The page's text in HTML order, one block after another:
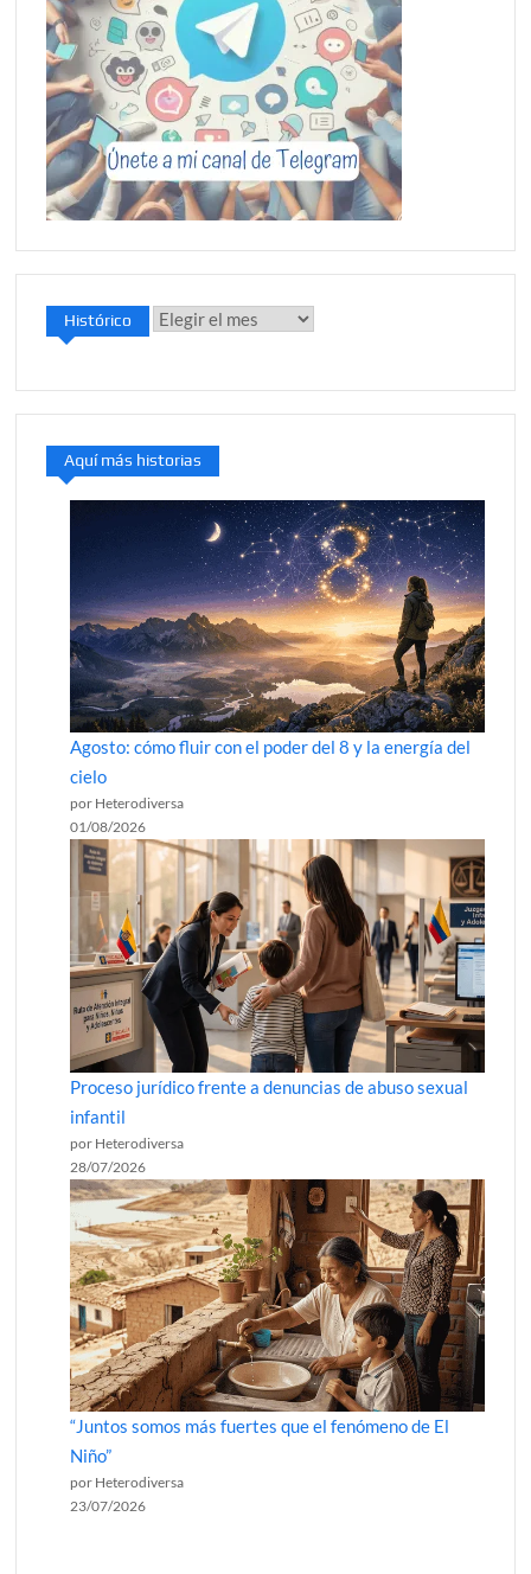
Histórico Histórico
Aquí más historias
Agosto: cómo fluir con el poder del 8 y la energía del
cielo
por Heterodiversa
01/08/2026
Proceso jurídico frente a denuncias de abuso sexual
infantil
por Heterodiversa
28/07/2026
“Juntos somos más fuertes que el fenómeno de El
Niño”
por Heterodiversa
23/07/2026